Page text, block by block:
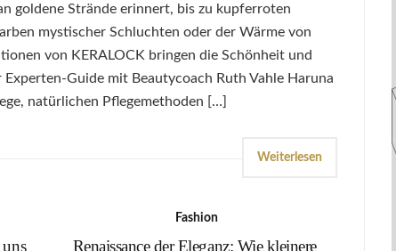
goldene Strände erinnert, bis zu kupferroten
mystischer Schluchten oder der Wärme von
von KERALOCK bringen die Schönheit und
Guide mit Beautycoach Ruth Vahle Haruna
natürlichen Pflegemethoden […]
Weiterlesen
Fashion
Renaissance der Eleganz: Wie kleinere